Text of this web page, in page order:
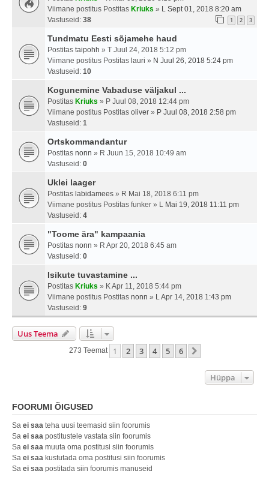
Viimane postitus Postitas Kriuks » L Sept 01, 2018 8:20 am
Vastuseid: 38 1 2 3
Tundmatu Eesti sõjamehe haud
Postitas taipohh » T Juul 24, 2018 5:12 pm
Viimane postitus Postitas lauri » N Juul 26, 2018 5:24 pm
Vastuseid: 10
Kogunemine Vabaduse väljakul ...
Postitas Kriuks » P Juul 08, 2018 12:44 pm
Viimane postitus Postitas oliver » P Juul 08, 2018 2:58 pm
Vastuseid: 1
Ortskommandantur
Postitas nonn » R Juun 15, 2018 10:49 am
Vastuseid: 0
Uklei laager
Postitas labidamees » R Mai 18, 2018 6:11 pm
Viimane postitus Postitas funker » L Mai 19, 2018 11:11 pm
Vastuseid: 4
"Toome ära" kampaania
Postitas nonn » R Apr 20, 2018 6:45 am
Vastuseid: 0
Isikute tuvastamine ...
Postitas Kriuks » K Apr 11, 2018 5:44 pm
Viimane postitus Postitas nonn » L Apr 14, 2018 1:43 pm
Vastuseid: 9
Uus Teema
273 Teemat 1 2 3 4 5 6
Hüppa
FOORUMI ÕIGUSED
Sa ei saa teha uusi teemasid siin foorumis
Sa ei saa postitustele vastata siin foorumis
Sa ei saa muuta oma postitusi siin foorumis
Sa ei saa kustutada oma postitusi siin foorumis
Sa ei saa postitada siin foorumis manuseid